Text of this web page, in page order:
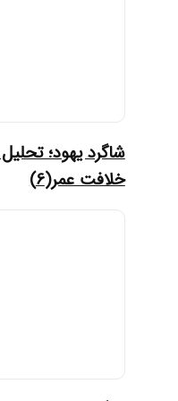
شاگرد یهود؛ تحلیل
خلافت عمر(6)